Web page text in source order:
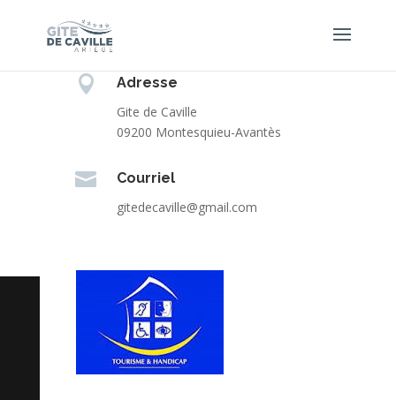

Adresse
Gite de Caville
09200 Montesquieu-Avantès

Courriel
gitedecaville@gmail.com